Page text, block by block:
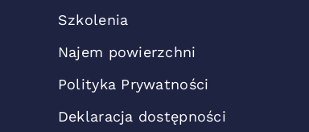
Szkolenia
Najem powierzchni
Polityka Prywatności
Deklaracja dostępności